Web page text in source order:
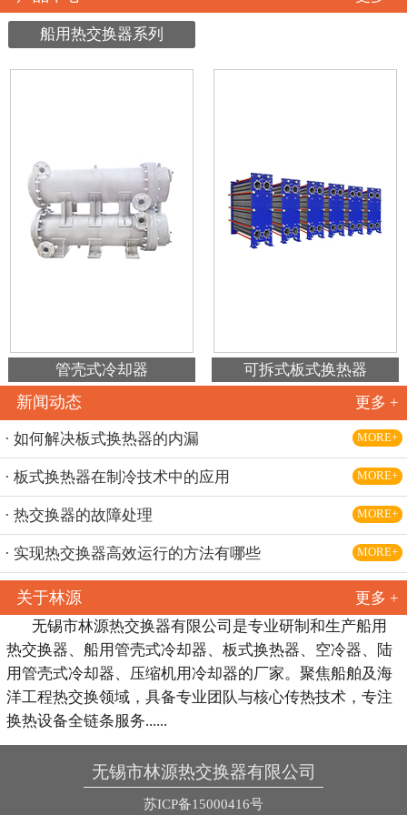
船用热交换器系列
管壳式冷却器 可拆式板式换热器
新闻动态 更多 +
· 如何解决板式换热器的内漏 MORE+
· 板式换热器在制冷技术中的应用 MORE+
· 热交换器的故障处理 MORE+
· 实现热交换器高效运行的方法有哪些 MORE+
关于林源
更多 +
无锡市林源热交换器有限公司是专业研制和生产船用
热交换器、船用管壳式冷却器、板式换热器、空冷器、陆
用管壳式冷却器、压缩机用冷却器的厂家。聚焦船舶及海
洋工程热交换领域，具备专业团队与核心传热技术，专注
换热设备全链条服务......
无锡市林源热交换器有限公司
苏ICP备15000416号